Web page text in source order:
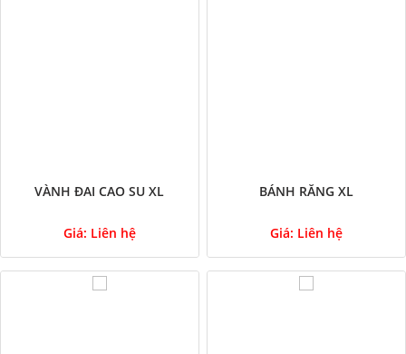
VÀNH ĐAI CAO SU XL
Giá: Liên hệ
BÁNH RĂNG XL
Giá: Liên hệ